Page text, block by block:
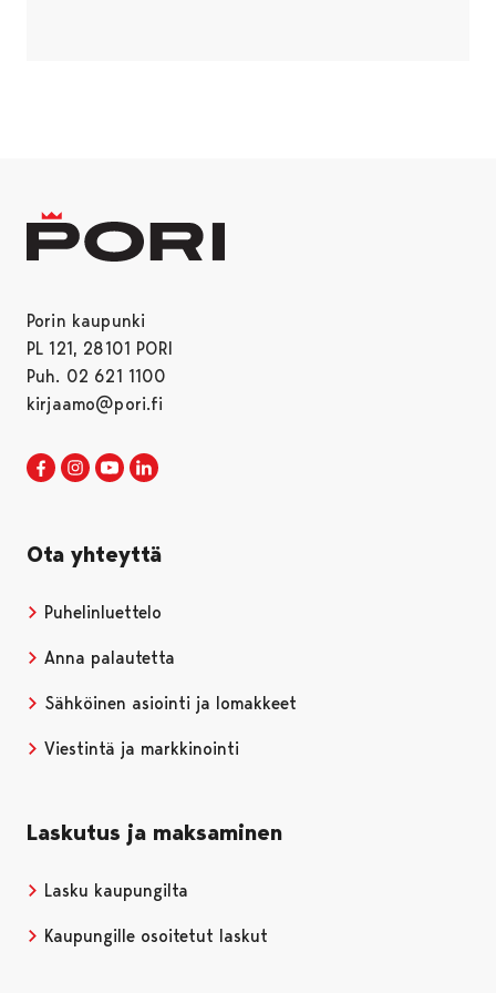
Porin kaupunki
PL 121, 28101 PORI
Puh. 02 621 1100
kirjaamo@pori.fi
Porin kaupunki Facebookissa
Avautuu uudessa välilehdessä
Porin kaupunki Instagramissa
Avautuu uudessa välilehdessä
Porin kaupunki Youtubessa
Avautuu uudessa välilehdessä
Ota yhteyttä
Puhelinluettelo
Anna palautetta
Sähköinen asiointi ja lomakkeet
Viestintä ja markkinointi
Laskutus ja maksaminen
Lasku kaupungilta
Kaupungille osoitetut laskut